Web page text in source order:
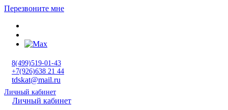
Перезвоните мне
8(499)519-01-43
+7(926)638 21 44
tdskat@mail.ru
Личный кабинет
Личный кабинет